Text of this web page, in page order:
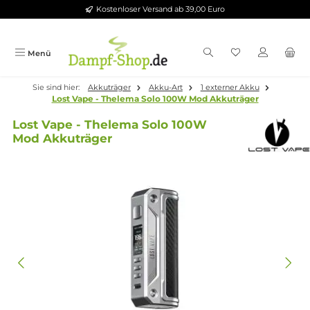
Zum Hauptinhalt springenKostenloser Versand ab 39,00 Euro
Menü
Sie sind hier: Akkuträger Akku-Art 1 externer Akku
Lost Vape - Thelema Solo 100W